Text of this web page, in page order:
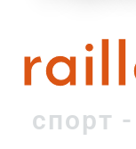
спорт